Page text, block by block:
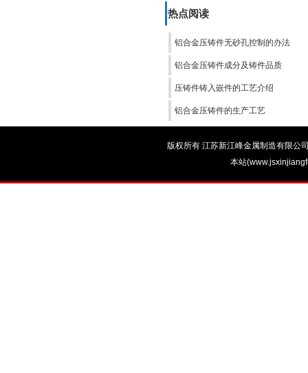
热点阅读
铝合金压铸件无砂孔控制的办法
铝合金压铸件成分及铸件品质
压铸件铸入嵌件的工艺介绍
铝合金压铸件的生产工艺
版权所有 江苏新江峰金属制造有限公
本站